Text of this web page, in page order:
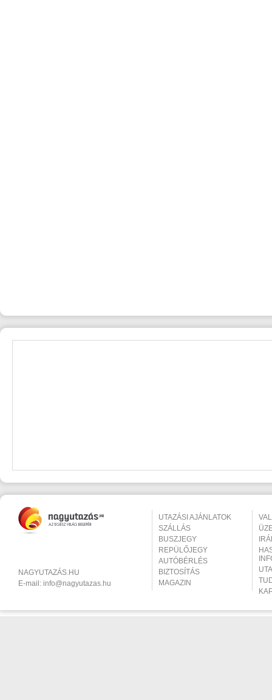
NAGYUTAZÁS.HU
E-mail: info@nagyutazas.hu
UTAZÁSI AJÁNLATOK
SZÁLLÁS
BUSZJEGY
REPÜLŐJEGY
AUTÓBÉRLÉS
BIZTOSÍTÁS
MAGAZIN